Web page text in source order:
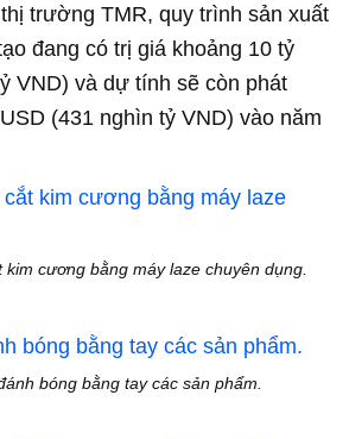
trường TMR, quy trình sản xuất
đang có trị giá khoảng 10 tỷ
VND) và dự tính sẽ còn phát
(431 nghìn tỷ VND) vào năm
cương bằng máy laze chuyên dụng.
bóng bằng tay các sản phẩm.